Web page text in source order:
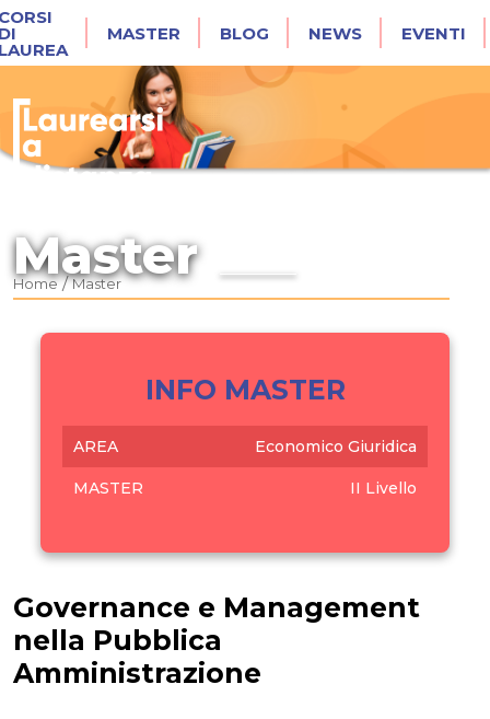
MASTER BLOG NEWS EVENTI
Master
Home/Master
INFO MASTER
AREA Economico Giuridica
MASTER II Livello
Governance e Management
nella Pubblica
Amministrazione